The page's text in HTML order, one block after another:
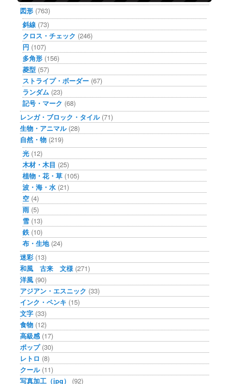
図形 (763)
斜線 (73)
クロス・チェック (246)
円 (107)
多角形 (156)
菱型 (57)
ストライプ・ボーダー (67)
ランダム (23)
記号・マーク (68)
レンガ・ブロック・タイル(71)
生物・アニマル(28)
自然・物 (219)
光 (12)
木材・木目 (25)
植物・花・草 (105)
波・海・水 (21)
空 (4)
雨 (5)
雪 (13)
鉄 (10)
布・生地(24)
迷彩 (13)
和風 古来 文様 (271)
洋風 (90)
アジアン・エスニック (33)
インク・ペンキ (15)
文字 (33)
食物 (12)
高級感 (17)
ポップ(30)
レトロ (8)
クール(11)
写真加工（jpg）
(92)